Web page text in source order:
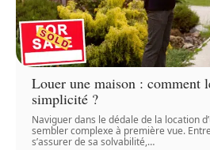
Louer une maison : comment
simplicité ?
Naviguer dans le dédale de la location
sembler complexe à première vue.
s’assurer de sa solvabilité,…